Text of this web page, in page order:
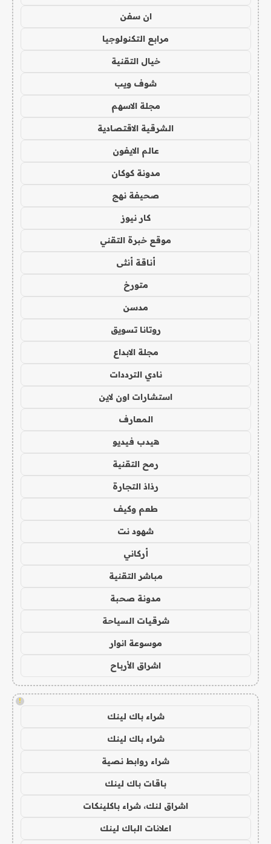
ان سفن
مرابع التكنولوجيا
خيال التقنية
شوف ويب
مجلة الاسهم
الشرقية الاقتصادية
عالم الايفون
مدونة كوكان
صحيفة نهج
كار نيوز
موقع خبرة التقني
أناقة أنثى
متورخ
مدسن
روتانا تسويق
مجلة الابداع
نادي الترددات
استشارات اون لاين
المعارف
هيدب فيديو
رمح التقنية
رذاذ التجارة
طعم وكيف
شهود نت
أركاني
مباشر التقنية
مدونة صحبة
شرقيات السياحة
موسوعة انوار
اشراق الأرباح
!
شراء باك لينك
شراء باك لينك
شراء روابط نصية
باقات باك لينك
اشراق لنك، شراء باكلينكات
اعلانات الباك لينك